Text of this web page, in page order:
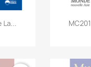
La... 